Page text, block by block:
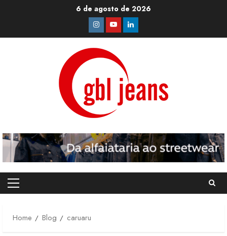
6 de agosto de 2026
Instagram
YoutubeLinkedin
Primary
Home
Blog caruaru